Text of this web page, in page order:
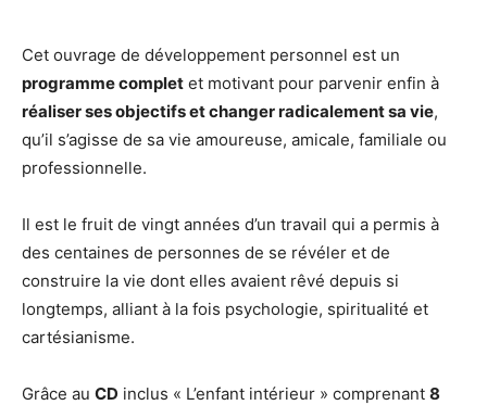
Cet ouvrage de développement personnel est un
programme complet et motivant pour parvenir enfin à
réaliser ses objectifs et changer radicalement sa vie,
qu’il s’agisse de sa vie amoureuse, amicale, familiale ou
professionnelle.
Il est le fruit de vingt années d’un travail qui a permis à
des centaines de personnes de se révéler et de
construire la vie dont elles avaient rêvé depuis si
longtemps, alliant à la fois psychologie, spiritualité et
cartésianisme.
Grâce au CD inclus « L’enfant intérieur » comprenant 8